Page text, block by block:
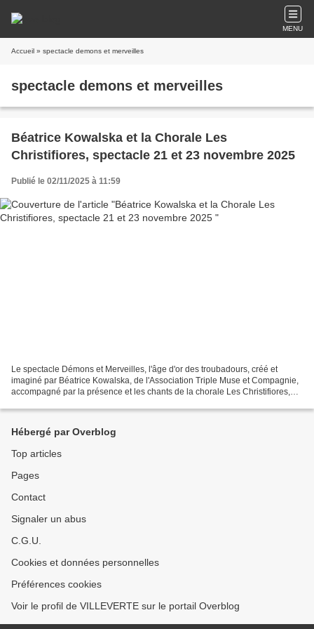
MENU
Accueil » spectacle demons et merveilles
spectacle demons et merveilles
Béatrice Kowalska et la Chorale Les
Christifiores, spectacle 21 et 23 novembre 2025
Publié le 02/11/2025 à 11:59
Le spectacle Démons et Merveilles, l'âge d'or des troubadours, créé et
imaginé par Béatrice Kowalska, de l'Association Triple Muse et Compagnie,
accompagné par la présence et les chants de la chorale Les Christifiores,
Hébergé par Overblog
Top articles
Pages
Contact
Signaler un abus
C.G.U.
Cookies et données personnelles
Préférences cookies
Voir le profil de VILLEVERTE sur le portail Overblog